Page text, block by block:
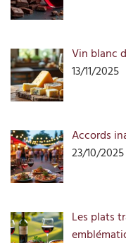
Vin blanc
13/11/2025
Accords
23/10/2025
Les plats